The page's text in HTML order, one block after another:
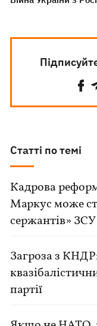
Статті по темі
Кадрова
Маркус може
сержантів» ЗСУ
Загроза з
партії